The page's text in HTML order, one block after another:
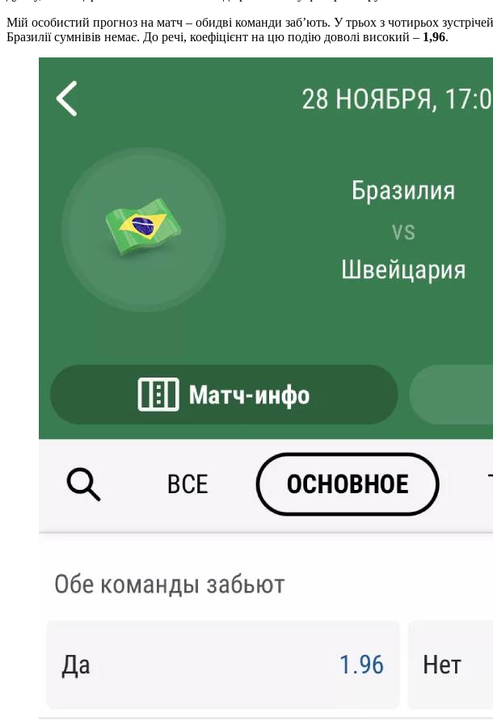
Мій особистий прогноз на матч – обидві команди заб’ють. У трьох з чотирьох
Бразилії сумнівів немає. До речі, коефіцієнт на цю подію доволі високий – 1,96.